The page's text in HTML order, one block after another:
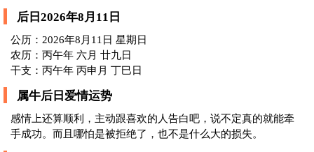
后日2026年8月11日
公历：2026年8月11日 星期日
农历：丙午年 六月 廿九日
干支：丙午年 丙申月 丁巳日
属牛后日爱情运势
感情上还算顺利，主动跟喜欢的人告白吧，说不定真的就能牵
手成功。而且哪怕是被拒绝了，也不是什么大的损失。